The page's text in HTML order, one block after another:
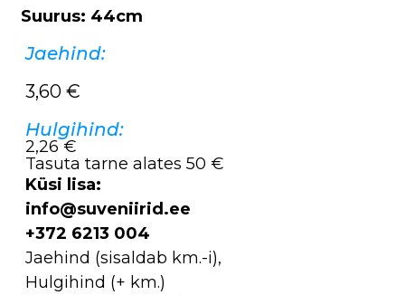
Suurus: 44cm
Jaehind:
3,60 €
Hulgihind:
2,26 €
Tasuta tarne alates 50 €
Küsi lisa:
info@suveniirid.ee
+372 6213 004
Jaehind (sisaldab km.-i),
Hulgihind (+ km.)